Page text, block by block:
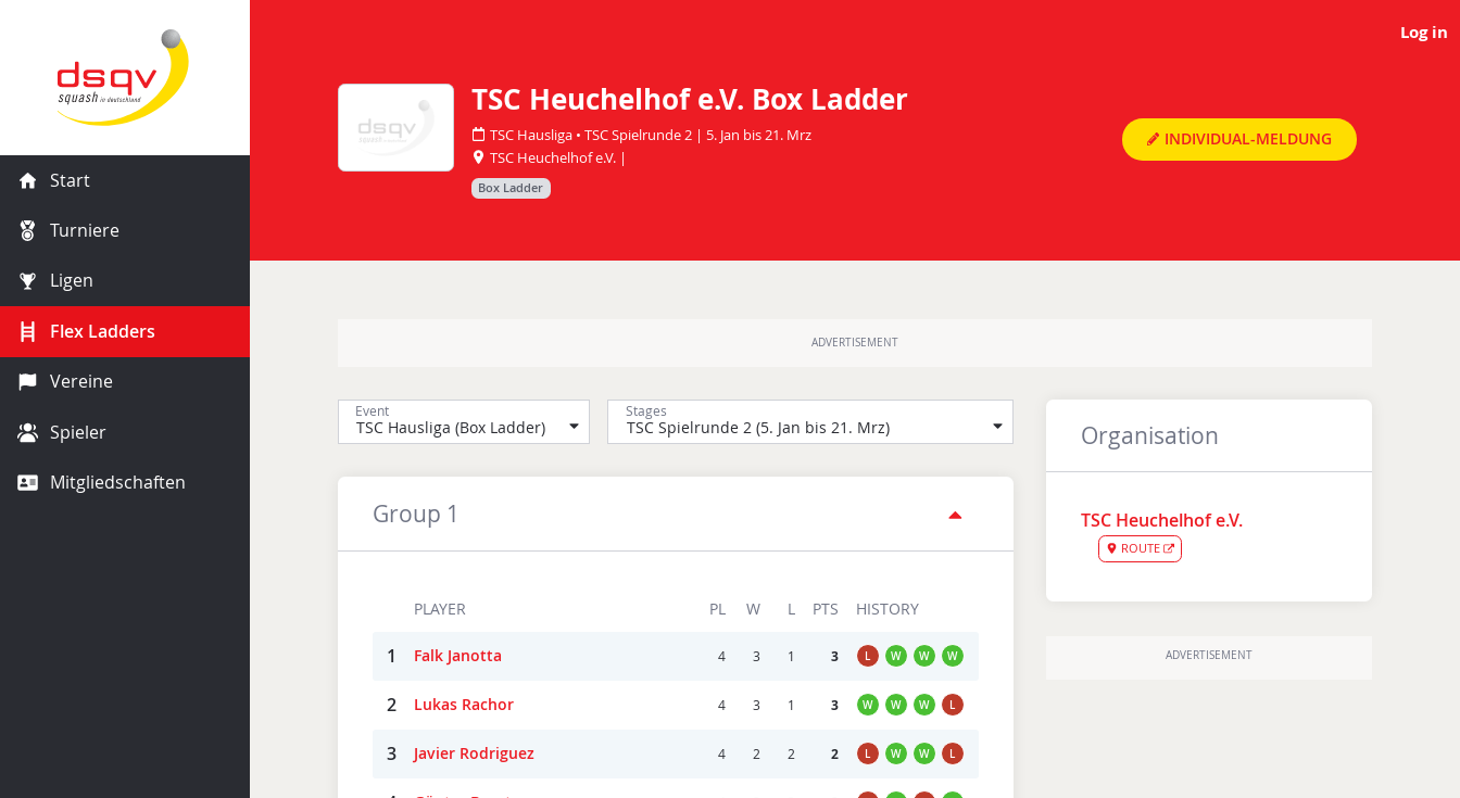
Start
Turniere
Ligen
Flex Ladders
Vereine
Spieler
Mitgliedschaften
Log in
TSC Heuchelhof e.V. Box Ladder
TSC Hausliga • TSC Spielrunde 2 | 5. Jan bis 21. Mrz
TSC Heuchelhof e.V. |
Box Ladder
INDIVIDUAL-MELDUNG
Event Stages
Group 1
PLAYER PL W L PTS HISTORY
1 Falk Janotta 4 3 1 3 L W W W
2 Lukas Rachor 4 3 1 3 W W W L
3 Javier Rodriguez 4 2 2 2 L W W L
Organisation
TSC Heuchelhof e.V.
ROUTE